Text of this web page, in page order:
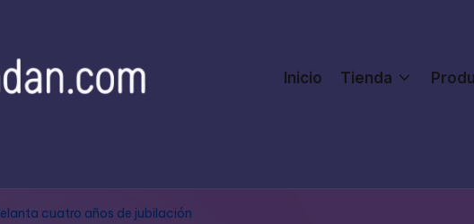
Inicio Tienda
cuatro años de jubilación